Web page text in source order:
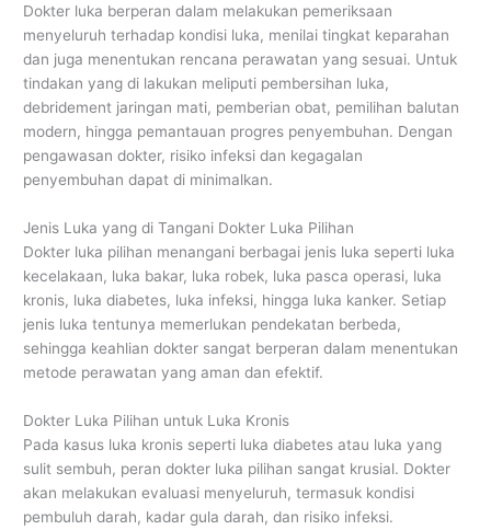
Dokter luka berperan dalam melakukan pemeriksaan
menyeluruh terhadap kondisi luka, menilai tingkat keparahan
dan juga menentukan rencana perawatan yang sesuai. Untuk
tindakan yang di lakukan meliputi pembersihan luka,
debridement jaringan mati, pemberian obat, pemilihan balutan
modern, hingga pemantauan progres penyembuhan. Dengan
pengawasan dokter, risiko infeksi dan kegagalan
penyembuhan dapat di minimalkan.
Jenis Luka yang di Tangani Dokter Luka Pilihan
Dokter luka pilihan menangani berbagai jenis luka seperti luka
kecelakaan, luka bakar, luka robek, luka pasca operasi, luka
kronis, luka diabetes, luka infeksi, hingga luka kanker. Setiap
jenis luka tentunya memerlukan pendekatan berbeda,
sehingga keahlian dokter sangat berperan dalam menentukan
metode perawatan yang aman dan efektif.
Dokter Luka Pilihan untuk Luka Kronis
Pada kasus luka kronis seperti luka diabetes atau luka yang
sulit sembuh, peran dokter luka pilihan sangat krusial. Dokter
akan melakukan evaluasi menyeluruh, termasuk kondisi
pembuluh darah, kadar gula darah, dan risiko infeksi.